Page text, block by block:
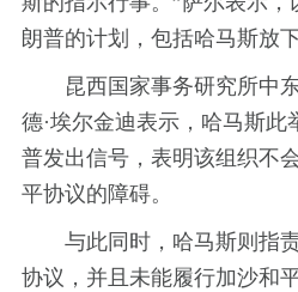
朗普的计划，包括哈马斯放下
昆西国家事务研究所中东
德·埃尔金迪表示，哈马斯此
普发出信号，表明该组织不
平协议的障碍。
与此同时，哈马斯则指责
协议，并且未能履行加沙和